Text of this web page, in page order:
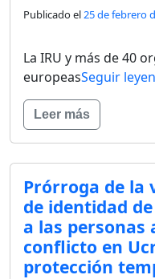
Publicado el25 de febrero
La IRU y más de 40
europeasSeguir
Leer más
Prórroga de la
de identidad
a las personas
conflicto en
protección